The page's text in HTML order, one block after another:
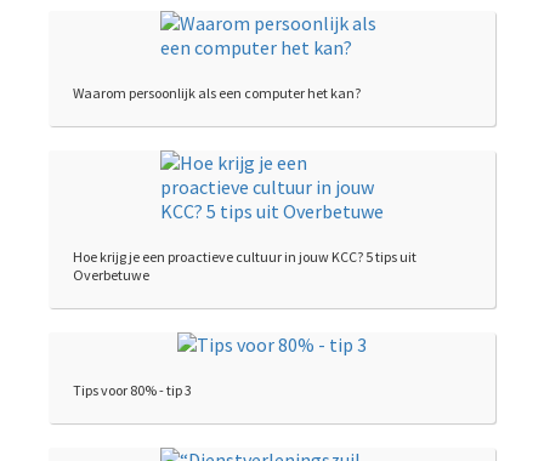
Waarom persoonlijk als een computer het kan?
Hoe krijg je een proactieve cultuur in jouw KCC? 5 tips uit
Overbetuwe
Tips voor 80% - tip 3